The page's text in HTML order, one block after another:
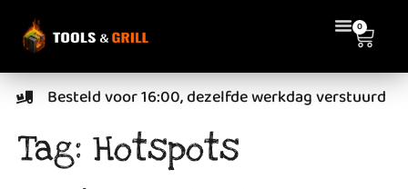
inhoud
0
Besteld voor 16:00, dezelfde werkdag verstuurd
Tag: Hotspots